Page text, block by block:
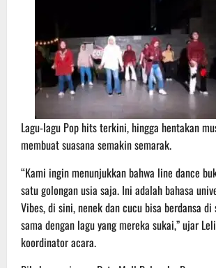
Lagu-lagu Pop hits terkini, hingga hentakan
membuat suasana semakin semarak.
“Kami ingin menunjukkan bahwa line dance
satu golongan usia saja. Ini adalah bahasa
Vibes, di sini, nenek dan cucu bisa berdansa
sama dengan lagu yang mereka sukai,” ujar
koordinator acara.